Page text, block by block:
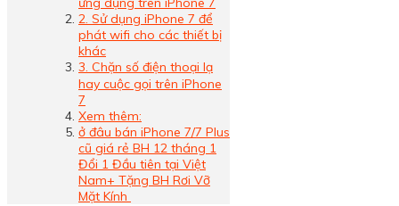
2. Sử dụng iPhone 7 để
phát wifi cho các thiết bị
khác
3. Chặn số điện thoại lạ
hay cuộc gọi trên iPhone
7
Xem thêm:
ở đâu bán iPhone 7/7 Plus
cũ giá rẻ BH 12 tháng 1
Đổi 1 Đầu tiên tại Việt
Nam+ Tặng BH Rơi Vỡ
Mặt Kính